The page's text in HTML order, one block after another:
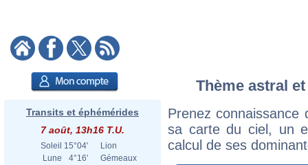
Transits et éphémérides
7 août, 13h16 T.U.
Soleil 15°04'
Lion
Lune
4°16'
Gémeaux
Thème astral
Prenez
sa carte du ciel, un
calcul de ses